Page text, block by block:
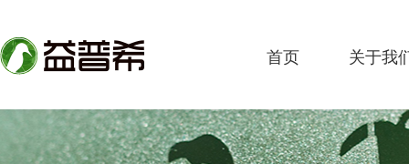
首页 关于我